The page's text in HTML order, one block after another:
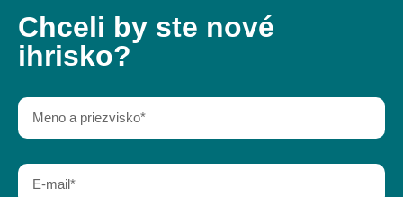
Chceli by ste nové
ihrisko?